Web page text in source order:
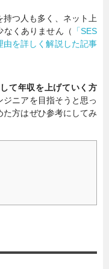
つ人も多く、ネット上
なくありません（
「SES
由を詳しく解説した記事
て年収を上げていく方
ジニアを目指そうと思っ
方はぜひ参考にしてみ